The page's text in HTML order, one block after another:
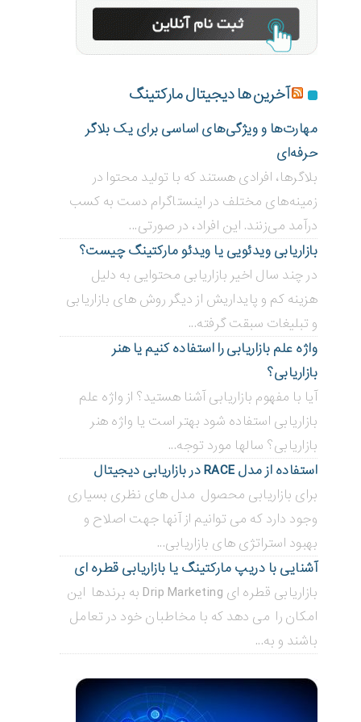
آخرین ها دیجیتال مارکتینگ
مهارت‌ها و ویژگی‌های اساسی برای یک بلاگر
حرفه‌ای
بلاگر‌ها، افرادی هستند که با تولید محتوا در
زمینه‌های مختلف در اینستاگرام دست به کسب
درآمد می‌زنند. این افراد، در صورتی...
بازاریابی ویدئویی ‌یا ویدئو مارکتینگ چیست؟
در چند سال اخیر بازاریابی محتوایی به دلیل
هزینه کم و پایداریش از دیگر روش های بازاریابی
و تبلیغات سبقت گرفته...
واژه علم بازاریابی را استفاده کنیم یا هنر
بازاریابی؟
آیا با مفهوم بازاریابی آشنا هستید؟ از واژه علم
بازاریابی استفاده شود بهتر است یا واژه هنر
بازاریابی؟ سالها مورد توجه...
استفاده از مدل RACE در بازاریابی دیجیتال
برای بازاریابی محصول مدل های نظری بسیاری
وجود دارد که می توانیم از آنها جهت اصلاح و
بهبود استراتژی های بازاریابی...
آشنایی با دریپ مارکتینگ یا بازاریابی قطره ای
بازاریابی قطره ای Drip Marketing به برندها این
امکان را می دهد که با مخاطبان خود در تعامل
باشند و به...